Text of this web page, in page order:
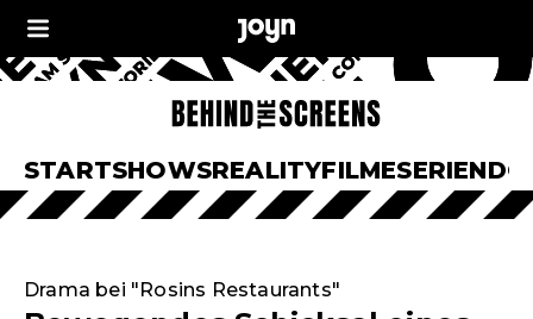
STARTSHOWSREALITYFILMESERIEN
Drama bei "Rosins Restaurants"